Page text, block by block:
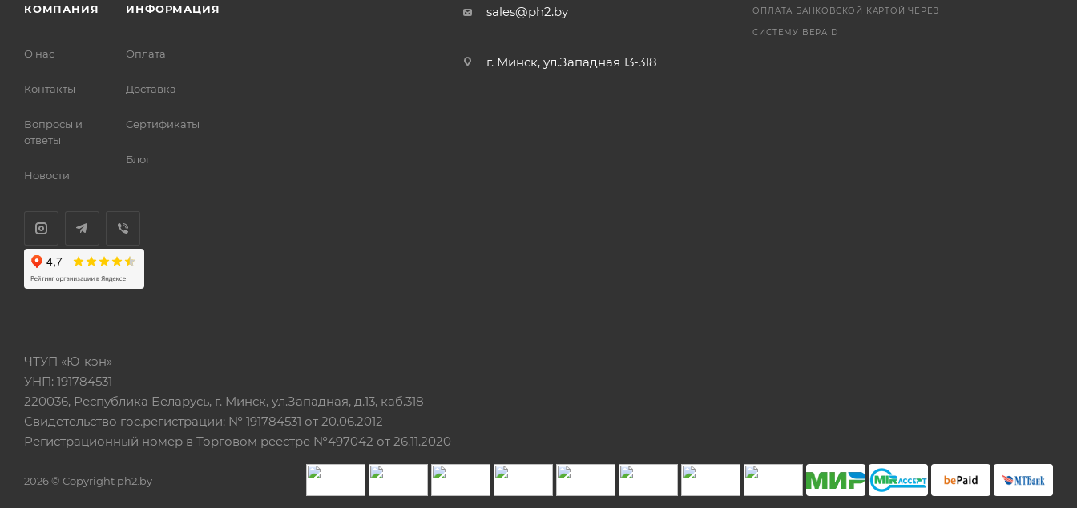
КОМПАНИЯ
О нас
Контакты
Вопросы и
ответы
Новости
ИНФОРМАЦИЯ
Оплата
Доставка
Сертификаты
Блог
sales@ph2.by
г. Минск, ул.Западная 13-318
ОПЛАТА БАНКОВСКОЙ КАРТОЙ ЧЕРЕЗ
СИСТЕМУ BEPAID
ЧТУП «Ю-кэн»
УНП: 191784531
220036, Республика Беларусь, г. Минск, ул.Западная, д.13, каб.318
Свидетельство гос.регистрации: № 191784531 от 20.06.2012
Регистрационный номер в Торговом реестре №497042 от 26.11.2020
2026 © Copyright ph2.by